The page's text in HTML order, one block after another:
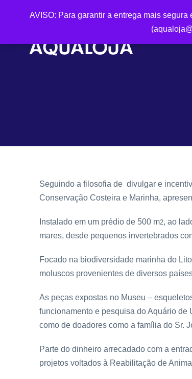
Seguindo a filosofia de divulgar e
Conservação Costeira e Marinha,
Instalado em um prédio de 500 m2, ao
mares, desde pequenos invertebrados
Focado na biodiversidade marinha do
moluscos provenientes de diversos
As peças expostas no Museu –
funcionamento e pesquisa do Aquário de
como de doadores como a família do Sr.
Parte do dinheiro arrecadado com a
projetos voltados à Reabilitação de
AVISO: Para garantir a entrega mais